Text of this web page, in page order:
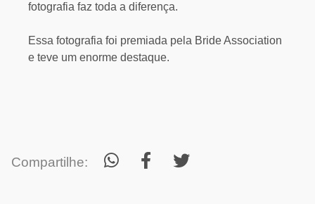
fotografia faz toda a diferença.
Essa fotografia foi premiada pela Bride Association
e teve um enorme destaque.
Compartilhe: